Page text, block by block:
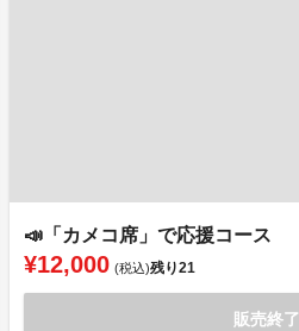
📣「カメコ席」で応援コース
¥12,000 (税込)残り21
販売終了